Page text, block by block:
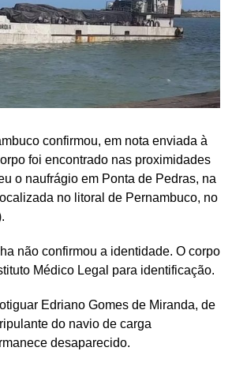
confirmou, em nota enviada à
foi encontrado nas proximidades
o naufrágio em Ponta de Pedras, na
no litoral de Pernambuco, no
não confirmou a identidade. O corpo
Médico Legal para identificação.
Edriano Gomes de Miranda, de
do navio de carga
desaparecido.